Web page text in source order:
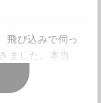
飛び込みで伺っ
ました。本当